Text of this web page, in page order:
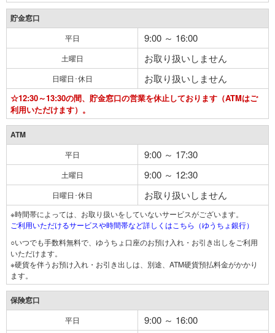
貯金窓口
平日 9:00 ～ 16:00
土曜日 お取り扱いしません
日曜日･休日 お取り扱いしません
☆12:30～13:30の間、貯金窓口の営業を休止しております（ATMはご
利用いただけます）。
ATM
平日 9:00 ～ 17:30
土曜日 9:00 ～ 12:30
日曜日･休日 お取り扱いしません
※時間帯によっては、お取り扱いをしていないサービスがございます。
ご利用いただけるサービスや時間帯など詳しくはこちら（ゆうちょ銀行）
○いつでも手数料無料で、ゆうちょ口座のお預け入れ・お引き出しをご利用
いただけます。
※硬貨を伴うお預け入れ・お引き出しは、別途、ATM硬貨預払料金がかかり
ます。
保険窓口
平日 9:00 ～ 16:00